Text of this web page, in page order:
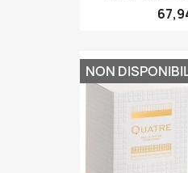
NON